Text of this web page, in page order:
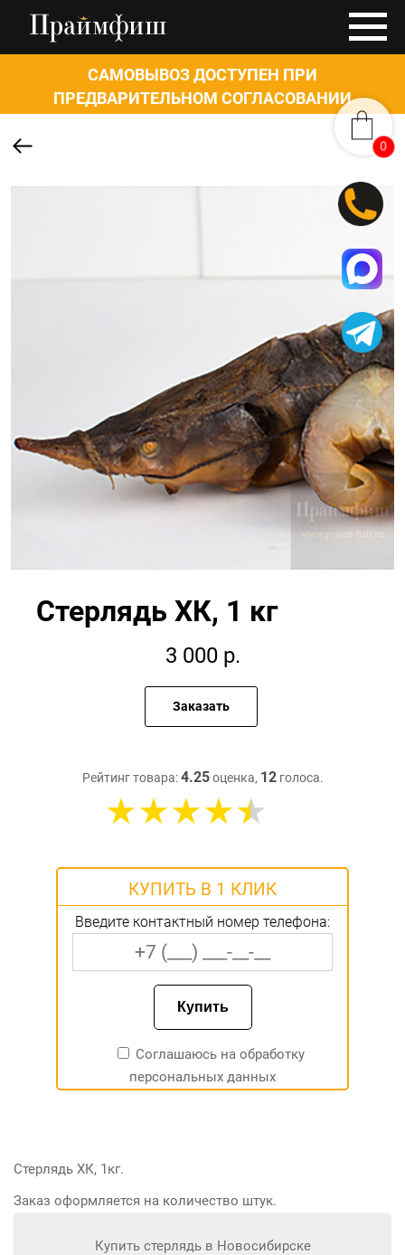
САМОВЫВОЗ ДОСТУПЕН ПРИ
ПРЕДВАРИТЕЛЬНОМ СОГЛАСОВАНИИ
Стерлядь ХК, 1 кг
3 000 р.
Заказать
Рейтинг товара:4.25оценка, 12голоса.
КУПИТЬ В 1 КЛИК
Введите контактный номер телефона:
Соглашаюсь на обработку
персональных данных
Стерлядь ХК, 1кг.
Заказ оформляется на количество штук.
Купить стерлядь в Новосибирске
0